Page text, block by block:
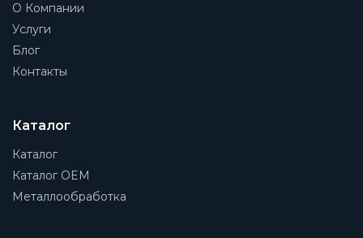
О Компании
Услуги
Блог
Контакты
Каталог
Каталог
Каталог OEM
Металлообработка